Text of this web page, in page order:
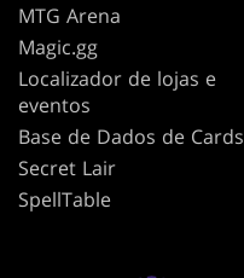
MTG Arena
Magic.gg
Localizador de lojas e
eventos
Base de Dados de Cards
Secret Lair
SpellTable